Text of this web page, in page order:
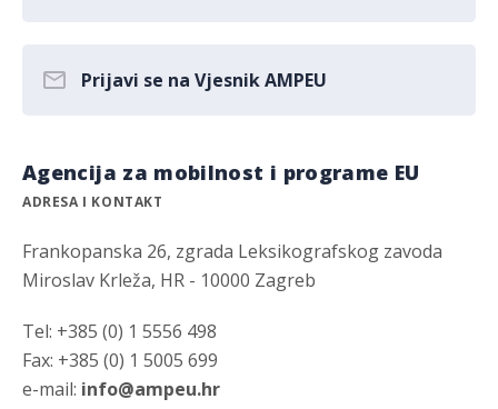
Prijavi se na Vjesnik AMPEU
Agencija za mobilnost i programe EU
ADRESA I KONTAKT
Frankopanska 26, zgrada Leksikografskog zavoda
Miroslav Krleža, HR - 10000 Zagreb
Tel: +385 (0) 1 5556 498
Fax: +385 (0) 1 5005 699
e-mail: info@ampeu.hr